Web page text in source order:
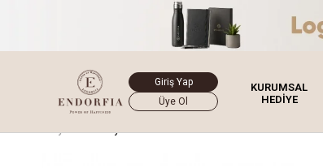
Giriş Yap
Üye Ol
KURUMSAL
HEDİYE